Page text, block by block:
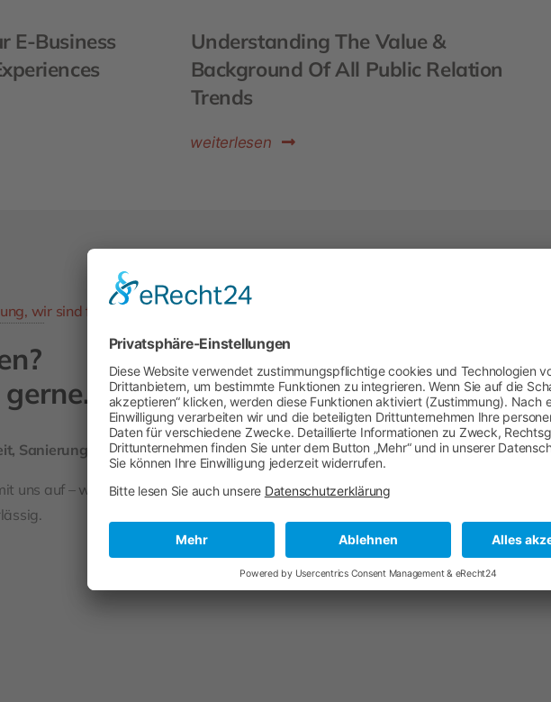
E-Business
Understanding The Value &
Background Of All Public Relation
Trends
weiterlesen
wir sind für Sie da!
Sanierung oder Abdichtung?
uns auf – wir beraten Sie